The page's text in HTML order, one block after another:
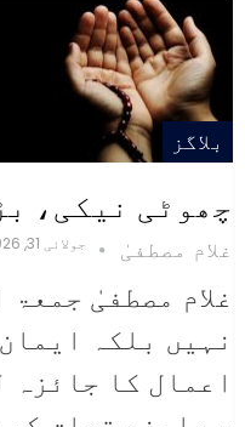
بلاگز
چھوٹی نیکی،
غلام مصطفیٰ جولائی 31, 2026
غلام مصطفیٰ جمعۃ
نہیں بلکہ
اعمال کا